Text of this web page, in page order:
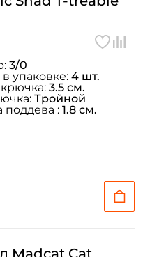
3/0
упаковке: 4 шт.
3.5 см.
Тройной
поддева : 1.8 см.
Madcat Cat